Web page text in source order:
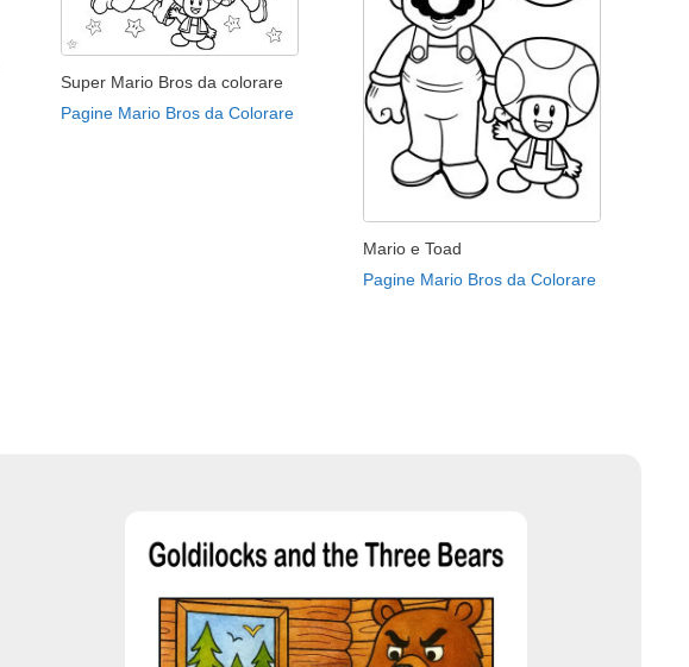
Super Mario Bros da colorare
Pagine Mario Bros da Colorare
Mario e Toad
Pagine Mario Bros da Colorare